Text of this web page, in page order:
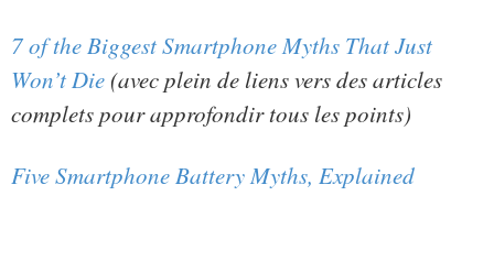
7 of the Biggest Smartphone Myths That Just
Won’t Die (avec plein de liens vers des articles
complets pour approfondir tous les points)
Five Smartphone Battery Myths, Explained